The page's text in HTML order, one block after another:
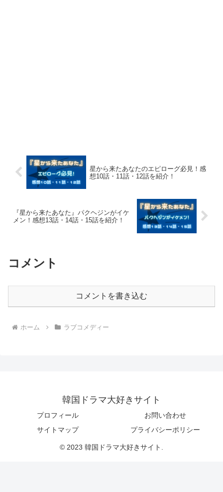
星から来たあなたのエピローグ必見！感
想10話・11話・12話を紹介！
『星から来たあなた』パクヘジンがイケ
メン！感想13話・14話・15話を紹介！
コメント
コメントを書き込む
ホーム ラブコメディー
韓国ドラマ大好きサイト
プロフィール
お問い合わせ
サイトマップ
プライバシーポリシー
© 2023 韓国ドラマ大好きサイト.